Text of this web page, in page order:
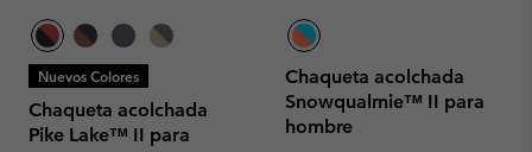
Nuevos Colores
Chaqueta acolchada
Pike Lake™ II para
Chaqueta acolchada
Snowqualmie™ II para
hombre